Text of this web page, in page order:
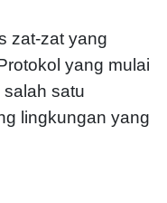
zat-zat yang
yang mulai
satu
lingkungan yang